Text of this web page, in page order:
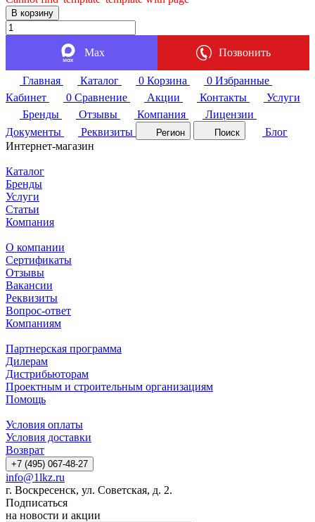
В корзину
Max Позвонить
Главная Каталог 0 Корзина 0 Избранные
Кабинет
0 Сравнение Акции Контакты
Услуги
Бренды
Отзывы Компания
Лицензии
Документы
Реквизиты Регион Поиск
Блог
Интернет-магазин
Каталог
Бренды
Услуги
Статьи
Компания
О компании
Сертификаты
Отзывы
Вакансии
Реквизиты
Вопрос-ответ
Компаниям
Партнерская программа
Дилерам
Дистрибьюторам
Проектным и строительным организациям
Помощь
Условия оплаты
Условия доставки
Возврат
+7 (495) 067-48-27
info@1lkz.ru
г. Воскресенск, ул. Советская, д. 2.
Подписаться
на новости и акции